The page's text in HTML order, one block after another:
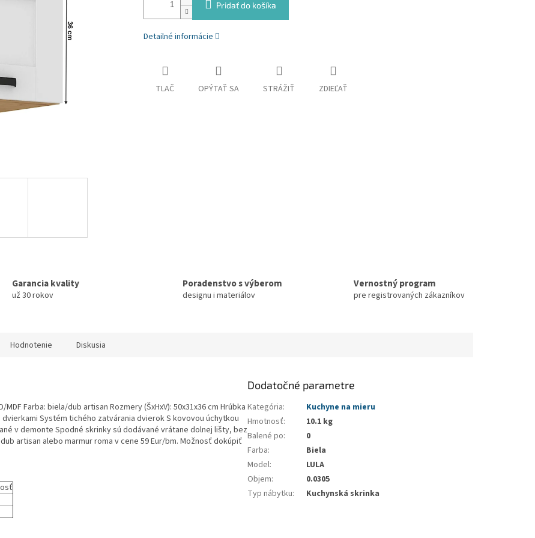
Pridať do košíka
Detailné informácie
TLAČ OPÝTAŤ SA STRÁŽIŤ ZDIEĽAŤ
Garancia kvality
už 30 rokov
Poradenstvo s výberom
designu i materiálov
Vernostný program
pre registrovaných zákazníkov
Hodnotenie Diskusia
MDF Farba: biela/dub artisan Rozmery (ŠxHxV): 50x31x36 cm Hrúbka
Systém tichého zatvárania dvierok S kovovou úchytkou
v demonte Spodné skrinky sú dodávané vrátane dolnej lišty, bez
artisan alebo marmur roma v cene 59 Eur/bm. Možnosť dokúpiť
Dodatočné parametre
Kategória:
Kuchyne na mieru
Hmotnosť:
10.1 kg
Balené po:
0
Farba:
Biela
Model:
LULA
Objem:
0.0305
Typ nábytku: Kuchynská skrinka